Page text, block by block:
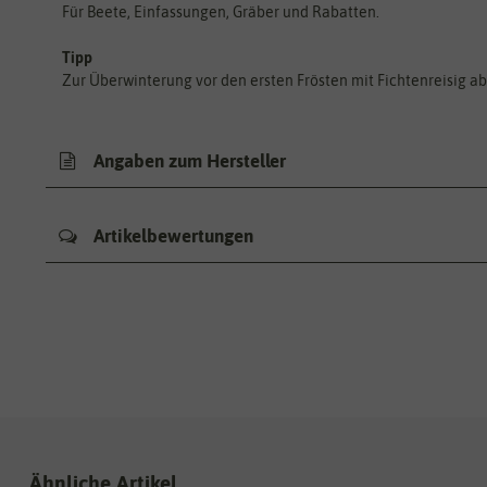
Für Beete, Einfassungen, Gräber und Rabatten.
Tipp
Zur Überwinterung vor den ersten Frösten mit Fichtenreisig
Angaben zum Hersteller
Artikelbewertungen